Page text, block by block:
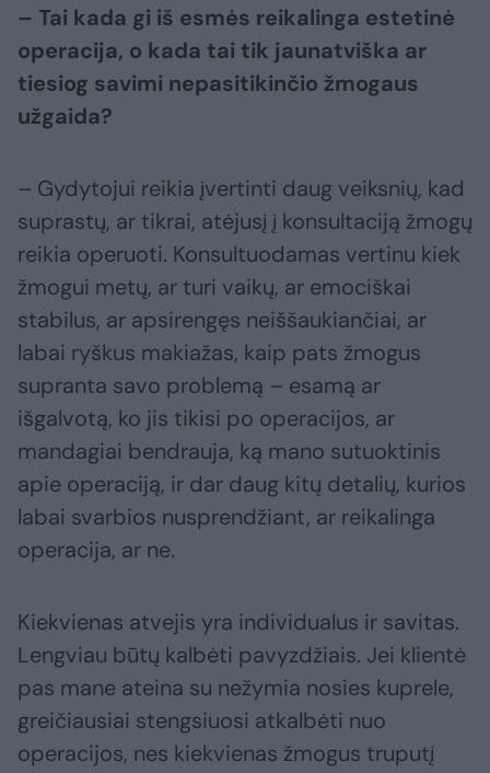
– Tai kada gi iš esmės reikalinga estetinė
operacija, o kada tai tik jaunatviška ar
tiesiog savimi nepasitikinčio žmogaus
užgaida?
– Gydytojui reikia įvertinti daug veiksnių, kad
suprastų, ar tikrai, atėjusį į konsultaciją žmogų
reikia operuoti. Konsultuodamas vertinu kiek
žmogui metų, ar turi vaikų, ar emociškai
stabilus, ar apsirengęs neiššaukiančiai, ar
labai ryškus makiažas, kaip pats žmogus
supranta savo problemą – esamą ar
išgalvotą, ko jis tikisi po operacijos, ar
mandagiai bendrauja, ką mano sutuoktinis
apie operaciją, ir dar daug kitų detalių, kurios
labai svarbios nusprendžiant, ar reikalinga
operacija, ar ne.
Kiekvienas atvejis yra individualus ir savitas.
Lengviau būtų kalbėti pavyzdžiais. Jei klientė
pas mane ateina su nežymia nosies kuprele,
greičiausiai stengsiuosi atkalbėti nuo
operacijos, nes kiekvienas žmogus truputį